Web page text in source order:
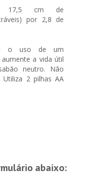
17,5 cm de
por 2,8 de
o uso de um
a vida útil
neutro. Não
2 pilhas AA
abaixo: